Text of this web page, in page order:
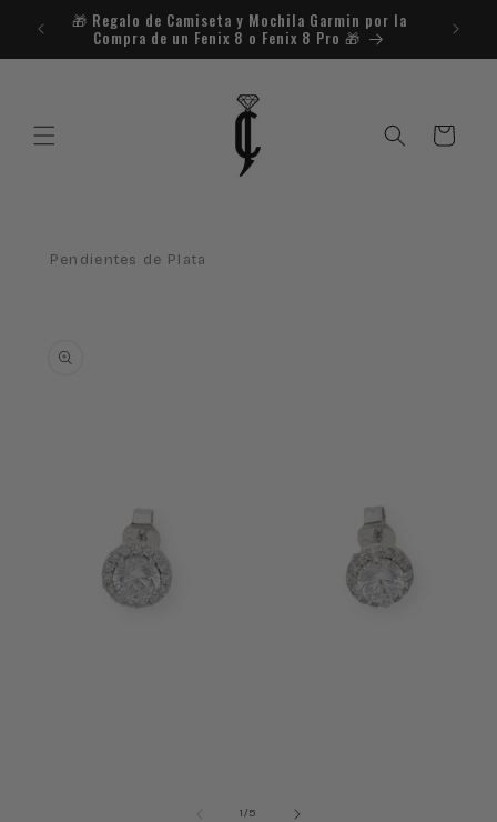
directamente
al contenido
🎁​ Regalo de Camiseta y Mochila Garmin por la
Compra de un Fenix 8 o Fenix 8 Pro 🎁​
Carrito
Pendientes de Plata
información
1/de
5